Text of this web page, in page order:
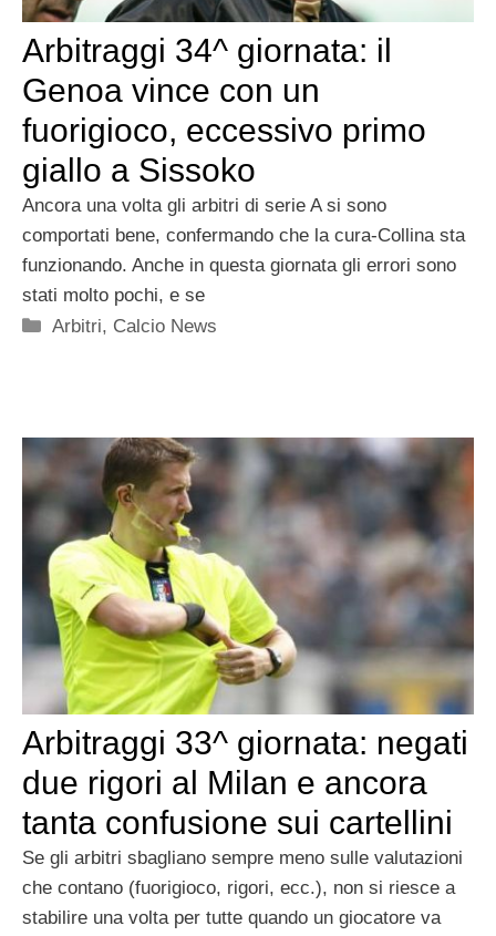
Arbitraggi 34^ giornata: il
Genoa vince con un
fuorigioco, eccessivo primo
giallo a Sissoko
Ancora una volta gli arbitri di serie A si sono
comportati bene, confermando che la cura-Collina sta
funzionando. Anche in questa giornata gli errori sono
stati molto pochi, e se
Categorie
Arbitri, Calcio News
Arbitraggi 33^ giornata: negati
due rigori al Milan e ancora
tanta confusione sui cartellini
Se gli arbitri sbagliano sempre meno sulle valutazioni
che contano (fuorigioco, rigori, ecc.), non si riesce a
stabilire una volta per tutte quando un giocatore va